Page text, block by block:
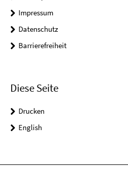
Impressum
Datenschutz
Barrierefreiheit
Diese Seite
Drucken
English